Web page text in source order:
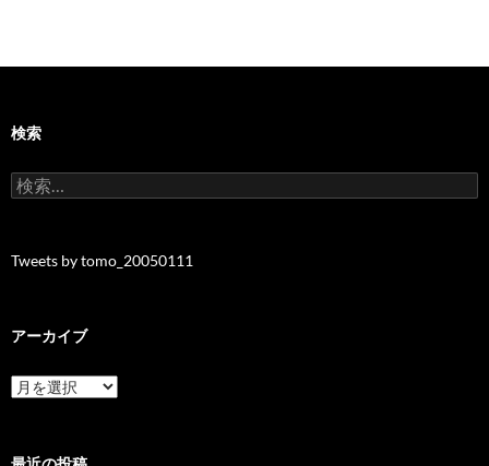
検索
検
索:
Tweets by tomo_20050111
アーカイブ
ア
ー
ブ